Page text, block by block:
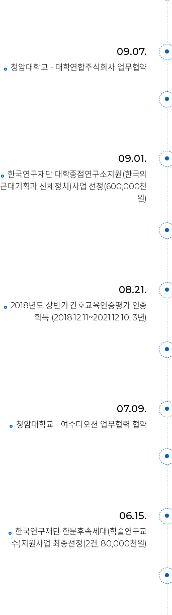
09.07.
청암대학교 - 대학연합주식회사 업무협약
09.01.
한국연구재단 대학중점연구소지원(한국의
근대기획과 신체정치)사업 선정(600,000천
원)
08.21.
2018년도 상반기 간호교육인증평가 인증
획득 (2018.12.11~2021.12.10, 3년)
07.09.
청암대학교 - 여수디오션 업무협력 협약
06.15.
한국연구재단 한문후속세대(학술연구교
수)지원사업 최종선정(2건, 80,000천원)